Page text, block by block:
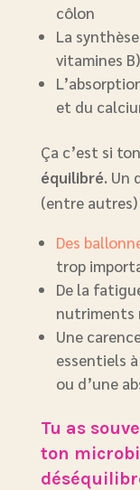
côlon
La
vitamines B)
et du
Ça c’est si
équilibré. Un
(entre autres)
Des
trop
De la
nutriments
Une
essentiels
ou d’une
Tu as
ton